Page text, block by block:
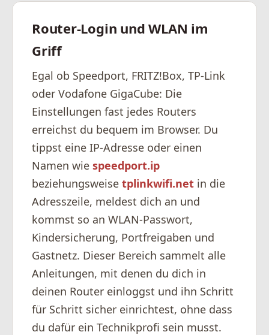
Router-Login und WLAN im
Griff
Egal ob Speedport, FRITZ!Box, TP-Link
oder Vodafone GigaCube: Die
Einstellungen fast jedes Routers
erreichst du bequem im Browser. Du
tippst eine IP-Adresse oder einen
Namen wie speedport.ip
beziehungsweise tplinkwifi.net in die
Adresszeile, meldest dich an und
kommst so an WLAN-Passwort,
Kindersicherung, Portfreigaben und
Gastnetz. Dieser Bereich sammelt alle
Anleitungen, mit denen du dich in
deinen Router einloggst und ihn Schritt
für Schritt sicher einrichtest, ohne dass
du dafür ein Technikprofi sein musst.